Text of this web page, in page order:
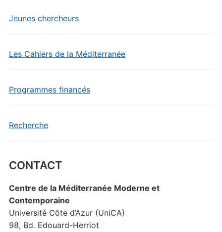
Jeunes chercheurs
Les Cahiers de la Méditerranée
Programmes financés
Recherche
CONTACT
Centre de la Méditerranée Moderne et
Contemporaine
Université Côte d’Azur (UniCA)
98, Bd. Edouard-Herriot